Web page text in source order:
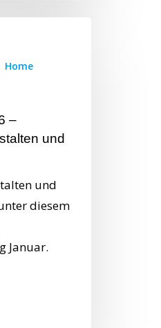
Home
–
und
und
diesem
Januar.